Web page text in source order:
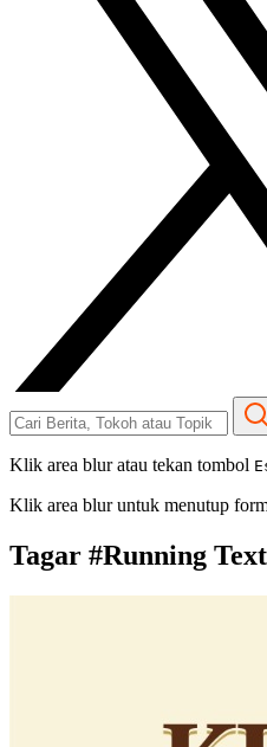
Klik area blur atau tekan tombol
Klik area blur untuk menutup
Tagar #Running Text